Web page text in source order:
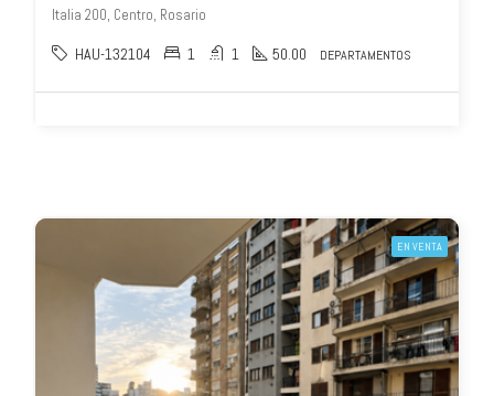
Italia 200, Centro, Rosario
HAU-132104 1 1 50.00 DEPARTAMENTOS
EN VENTA